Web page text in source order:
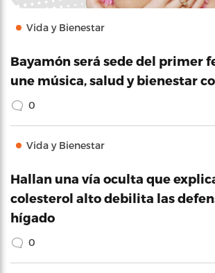
Vida y Bienestar
Bayamón será sede del primer
une música, salud y bienestar
0
Vida y Bienestar
Hallan una vía oculta que
colesterol alto debilita las
hígado
0